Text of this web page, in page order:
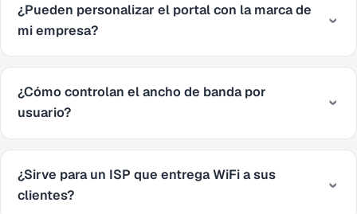
¿Pueden personalizar el portal con la marca de
mi empresa?
¿Cómo controlan el ancho de banda por
usuario?
¿Sirve para un ISP que entrega WiFi a sus
clientes?